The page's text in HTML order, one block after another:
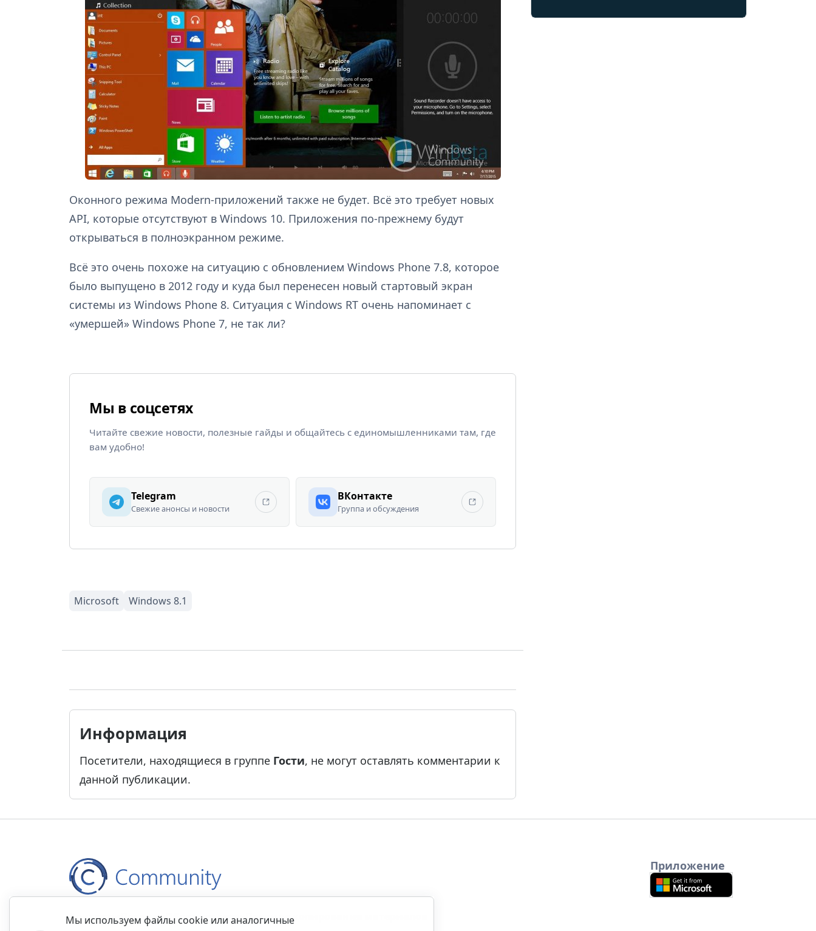
Оконного режима Modern-приложений также не будет. Всё это требует новых
API, которые отсутствуют в Windows 10. Приложения по-прежнему будут
открываться в полноэкранном режиме.
Всё это очень похоже на ситуацию с обновлением Windows Phone 7.8, которое
было выпущено в 2012 году и куда был перенесен новый стартовый экран
системы из Windows Phone 8. Ситуация с Windows RT очень напоминает с
«умершей» Windows Phone 7, не так ли?
Мы в соцсетях
Читайте свежие новости, полезные гайды и общайтесь с единомышленниками там, где
вам удобно!
Telegram
Свежие анонсы и новости
ВКонтакте
Группа и обсуждения
Информация
Посетители, находящиеся в группе Гости, не могут оставлять комментарии к
данной публикации.
КонтактыПравилаОбратная связьПравила копирования материалов
Приложение
Мы используем файлы cookie или аналогичные